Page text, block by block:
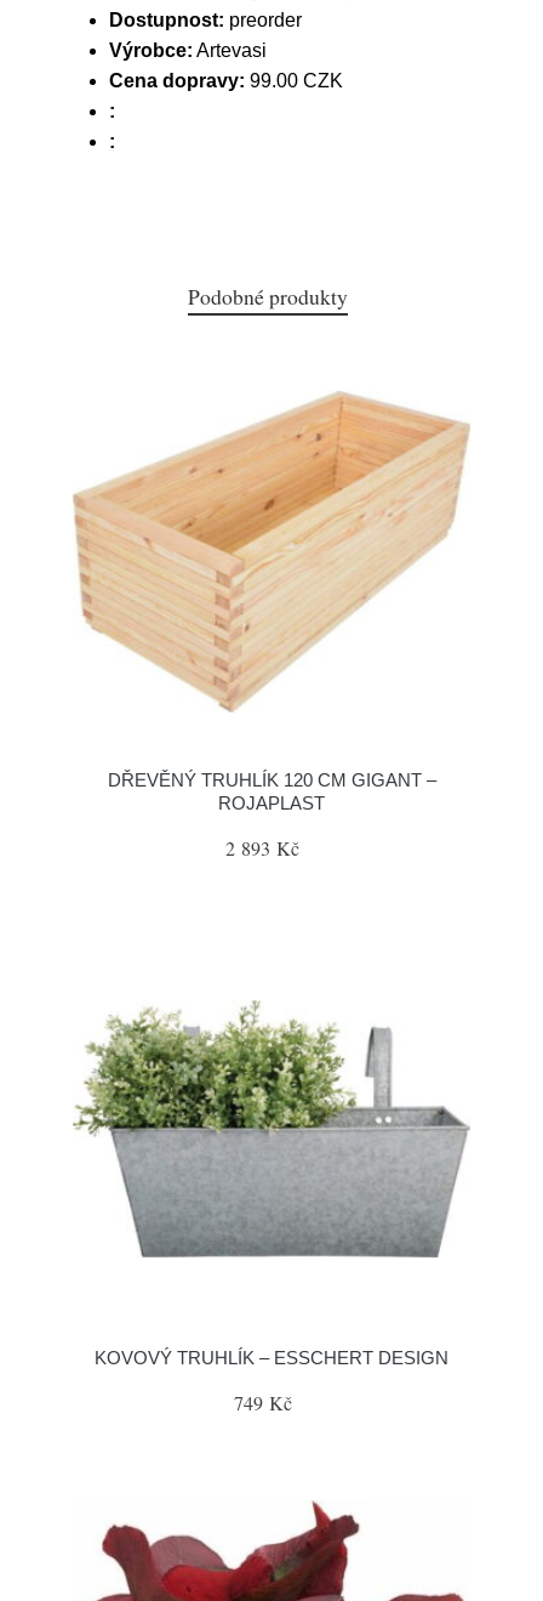
Dostupnost: preorder
Výrobce: Artevasi
Cena dopravy: 99.00 CZK
:
:
Podobné produkty
DŘEVĚNÝ TRUHLÍK 120 CM GIGANT –
ROJAPLAST
2 893 Kč
KOVOVÝ TRUHLÍK – ESSCHERT DESIGN
749 Kč